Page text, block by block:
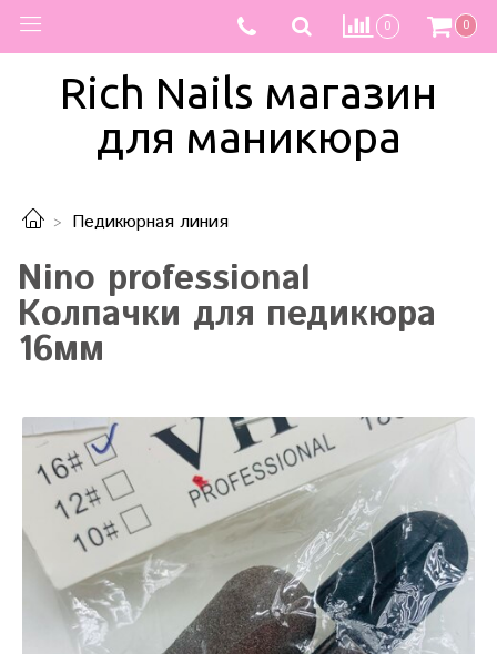
0 0
Rich Nails магазин
для маникюра
Педикюрная линия
Nino professional
Колпачки для педикюра
16мм